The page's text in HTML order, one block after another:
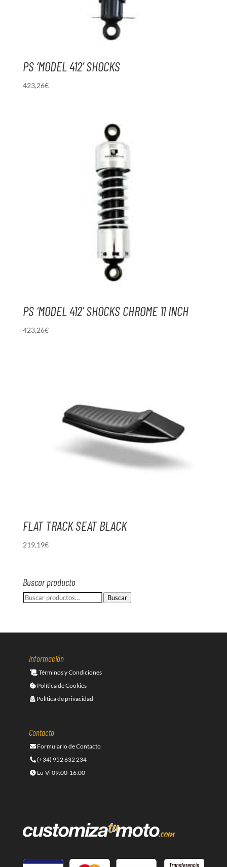
PS ‘MODEL 412’ SHOCKS
423,26€
PS ‘MODEL 412’ SHOCKS CHROME 11 INCH
423,26€
FLAT TRACK SEAT BLACK
219,19€
Buscar producto
Buscar
Buscar
Información
Términos y Condiciones
Política de Cookies
Política de privacidad
Contacto
Formulario de Contacto
(+34) 952 632 234
Lu-Vi 09:00-16:00